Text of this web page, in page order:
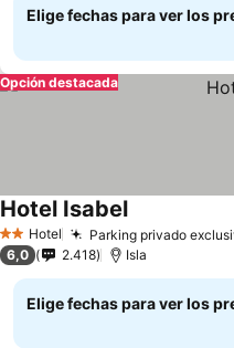
Elige fechas para ver los
Opción destacada
2 Estrellas
Hotel Parking privado
Hotel Isabel
6,0 2.418 Isla
Elige fechas para ver los